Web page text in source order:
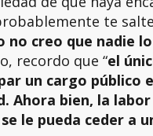
te
no creo que nadie
recordo que “el
un cargo público
Ahora bien, la
le pueda ceder a